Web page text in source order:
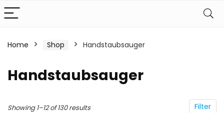
Home Shop Handstaubsauger
Handstaubsauger
Filter
Showing 1–12 of 130 results